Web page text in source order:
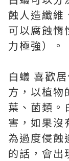
蝕人造纖維
可以腐蝕惰
力極強）。
白蟻 喜歡
方，以植物
葉、菌類。
害，如果沒
為過度侵蝕
的話，會出